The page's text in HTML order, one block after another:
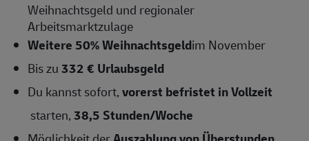
Weihnachtsgeld und regionaler
Arbeitsmarktzulage
Weitere 50% Weihnachtsgeldim November
Bis zu332 € Urlaubsgeld
Du kannst sofort,vorerst befristet in Vollzeit
starten,38,5Stunden/Woche